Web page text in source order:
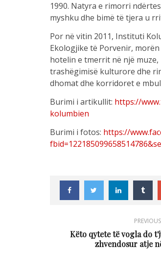
1990. Natyra e rimorri
myshku dhe bimë të tjera u
Por në vitin 2011, Instituti
Ekologjike të Porvenir,
hotelin e tmerrit në një
trashëgimisë kulturore dhe
dhomat dhe korridoret e
Burimi i artikullit: https://
kolumbien
Burimi i fotos: https://
PREVIOUS
Këto qytete të vogla do
zhvendosur atje